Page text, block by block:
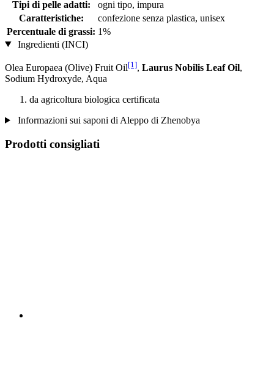
Tipi di pelle adatti:
ogni tipo, impura
Caratteristiche:
confezione senza plastica, unisex
Percentuale di grassi: 1%
Ingredienti (INCI)
Olea Europaea (Olive) Fruit Oil[1], Laurus Nobilis Leaf Oil,
Sodium Hydroxyde, Aqua
da agricoltura biologica certificata
Informazioni sui saponi di Aleppo di Zhenobya
Prodotti consigliati